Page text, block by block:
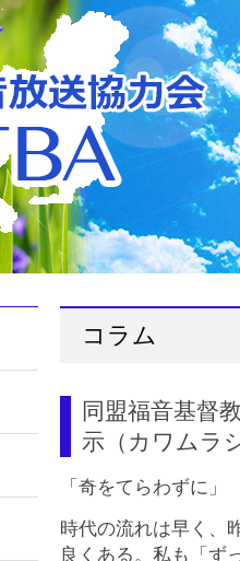
コラム
同盟福音基督
示（カワムラ
「奇をてらわずに」
時代の流れは早く、
良くある。私も「ず